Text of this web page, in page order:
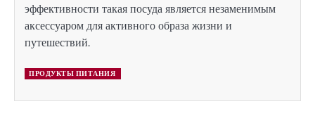
эффективности такая посуда является незаменимым
аксессуаром для активного образа жизни и
путешествий.
ПРОДУКТЫ ПИТАНИЯ